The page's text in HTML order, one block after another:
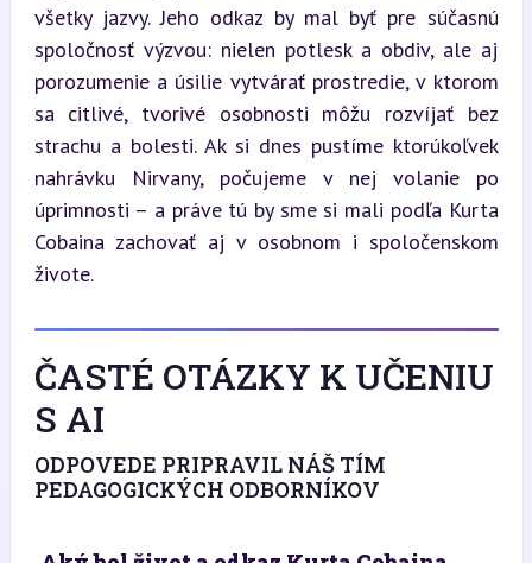
všetky jazvy. Jeho odkaz by mal byť pre súčasnú
spoločnosť výzvou: nielen potlesk a obdiv, ale aj
porozumenie a úsilie vytvárať prostredie, v ktorom
sa citlivé, tvorivé osobnosti môžu rozvíjať bez
strachu a bolesti. Ak si dnes pustíme ktorúkoľvek
nahrávku Nirvany, počujeme v nej volanie po
úprimnosti – a práve tú by sme si mali podľa Kurta
Cobaina zachovať aj v osobnom i spoločenskom
živote.
ČASTÉ OTÁZKY K UČENIU
S AI
ODPOVEDE PRIPRAVIL NÁŠ TÍM
PEDAGOGICKÝCH ODBORNÍKOV